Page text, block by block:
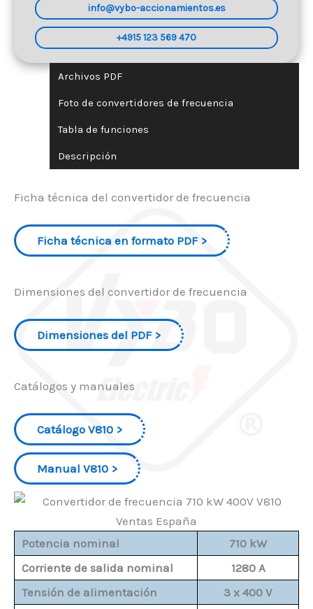
info@vybo-accionamientos.es
+4915 123 569 470
Archivos PDF
Foto de convertidores de frecuencia
Tabla de funciones
Descripción
Ficha técnica del convertidor de frecuencia
Ficha técnica en formato PDF
Dimensiones del convertidor de frecuencia
Dimensiones del PDF
Catálogos y manuales
Catálogo V810
Manual V810
Potencia nominal
710 kW
Corriente de salida nominal
1280 A
Tensión de alimentación
3 x 400 V